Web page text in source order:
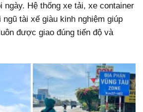
ngày. Hệ thống xe tải, xe container
tài xế giàu kinh nghiệm giúp
được giao đúng tiến độ và